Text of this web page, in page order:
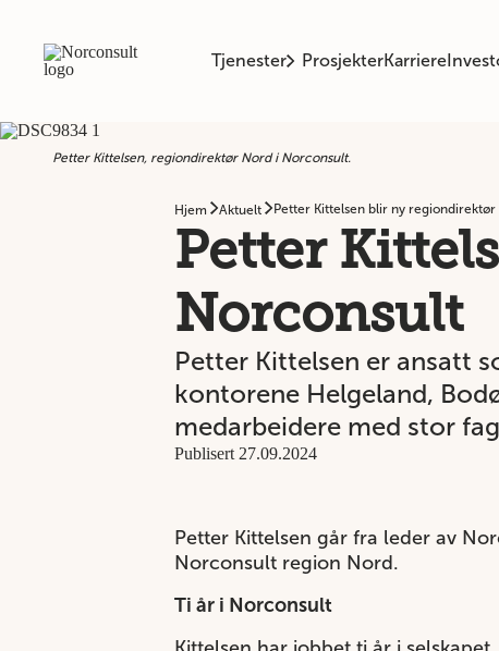
Tjenester ProsjekterKarriere
Petter Kittelsen, regiondirektør Nord i Norconsult.
Hjem Aktuelt Petter Kittelsen blir ny
Petter
Norconsult
Petter Kittelsen er ansatt
kontorene Helgeland,
medarbeidere med stor
Publisert 27.09.2024
Petter Kittelsen går fra leder av
Norconsult region Nord.
Ti år i Norconsult